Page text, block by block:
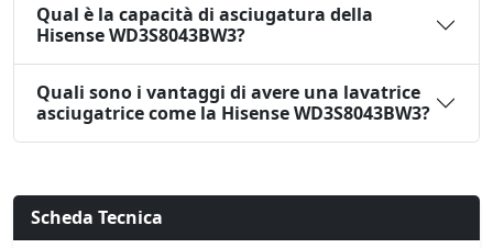
Qual è la capacità di asciugatura della
Hisense WD3S8043BW3?
Quali sono i vantaggi di avere una lavatrice
asciugatrice come la Hisense WD3S8043BW3?
Scheda Tecnica